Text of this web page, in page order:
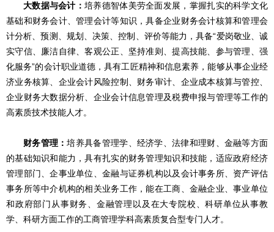
大数据与会计：培养德智体美劳全面发展，掌握扎实的科学文化
基础和财务会计、管理会计等知识，具备企业财务会计核算和管理会
计分析、预测、规划、决策、控制、评价等能力，具备“爱岗敬业、诚
实守信、廉洁自律、客观公正、坚持准则、提高技能、参与管理、强
化服务”的会计职业道德，具有工匠精神和信息素养，能够从事企业经
济业务核算、企业会计风险控制、财务审计、企业成本核算与管控、
企业财务大数据分析、企业会计信息管理及税费申报与管理等工作的
高素质技术技能人才。
财务管理：培养具备管理学、经济学、法律和理财、金融等方面
的基础知识和能力，具有扎实的财务管理知识和技能，适应政府经济
管理部门、企事业单位、金融与证券机构以及会计事务所、资产评估
事务所等中介机构的相关业务工作，能在工商、金融企业、事业单位
和政府部门从事财务、金融管理以及在大专院校、科研单位从事教
学、科研方面工作的工商管理学科高素质复合型专门人才。